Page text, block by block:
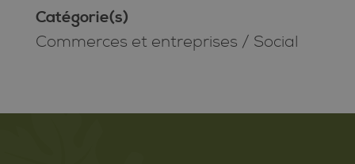
Catégorie(s)
Commerces et entreprises / Social